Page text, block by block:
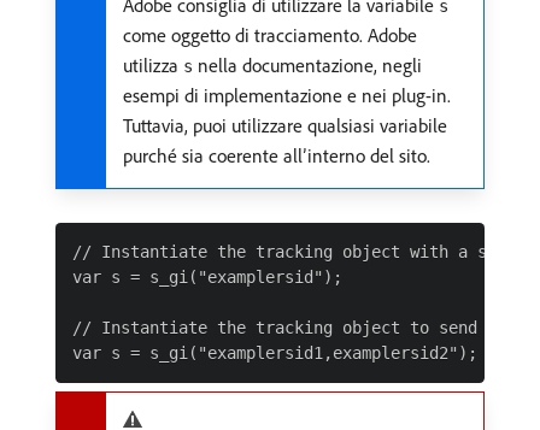
Adobe consiglia di utilizzare la variabile s
come oggetto di tracciamento. Adobe
utilizza s nella documentazione, negli
esempi di implementazione e nei plug-in.
Tuttavia, puoi utilizzare qualsiasi variabile
purché sia coerente all’interno del sito.
// Instantiate the tracking object with a
var s = s_gi("examplersid");
// Instantiate the tracking object to send to